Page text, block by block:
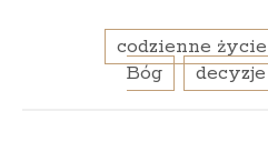
codzienne życie
Bóg
decyzje